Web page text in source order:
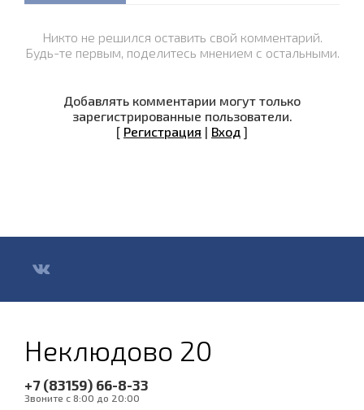
Никто не решился оставить свой комментарий.
Будь-те первым, поделитесь мнением с остальными.
Добавлять комментарии могут только
зарегистрированные пользователи.
[ Регистрация | Вход ]
Неклюдово 20
+7 (83159) 66-8-33
Звоните с 8:00 до 20:00